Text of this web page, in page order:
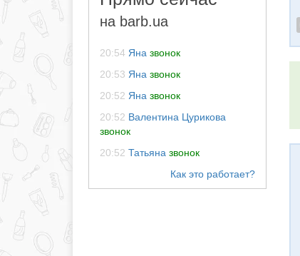
на barb.ua
20:54 Яна звонок
20:53 Яна звонок
20:52 Яна звонок
20:52 Валентина Цурикова
звонок
20:52 Татьяна звонок